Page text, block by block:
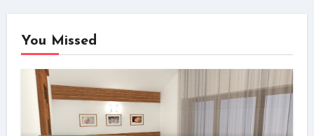
You Missed